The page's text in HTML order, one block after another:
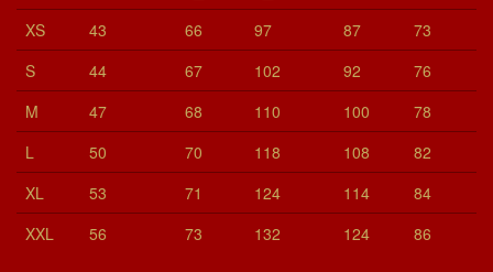
XS 43 66 97 87
73
S
44 67 102 92
76
M
47 68 110 100
78
L
50 70 118 108
82
XL
53 71 124 114
84
XXL
56 73 132 124 86